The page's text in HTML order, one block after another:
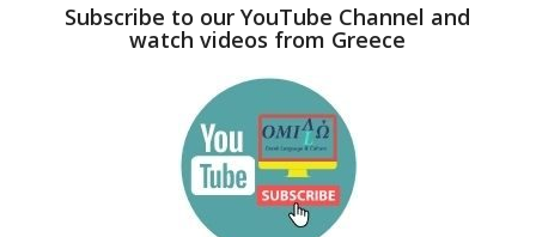
Subscribe to our YouTube Channel and
watch videos from Greece